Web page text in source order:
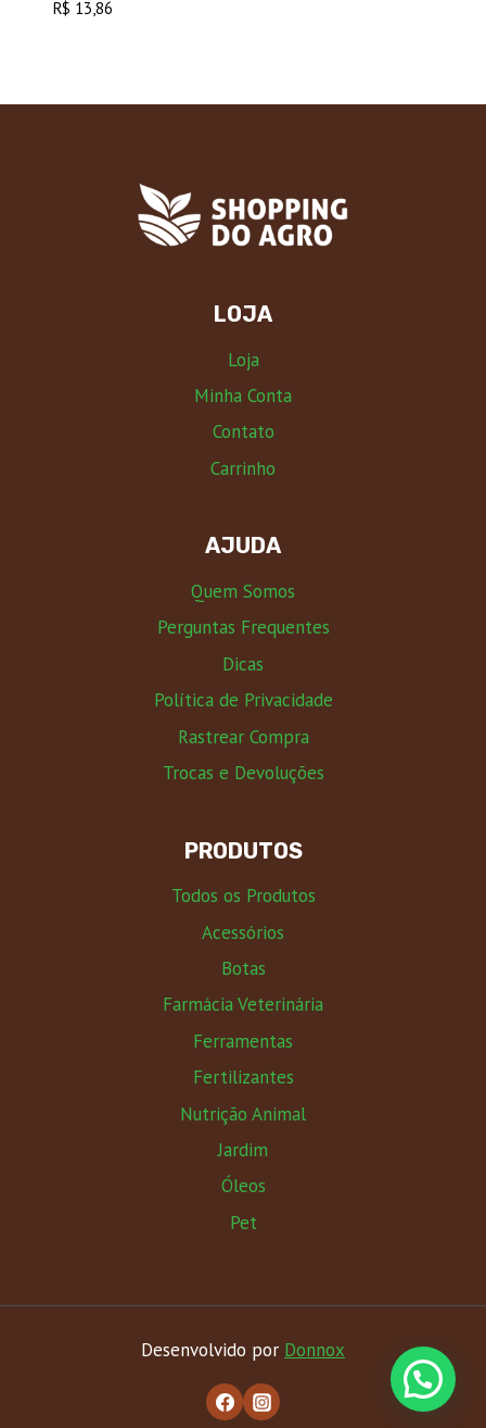
R$ 13,86
LOJA
Loja
Minha Conta
Contato
Carrinho
AJUDA
Quem Somos
Perguntas Frequentes
Dicas
Política de Privacidade
Rastrear Compra
Trocas e Devoluções
PRODUTOS
Todos os Produtos
Acessórios
Botas
Farmácia Veterinária
Ferramentas
Fertilizantes
Nutrição Animal
Jardim
Óleos
Pet
Desenvolvido por Donnox